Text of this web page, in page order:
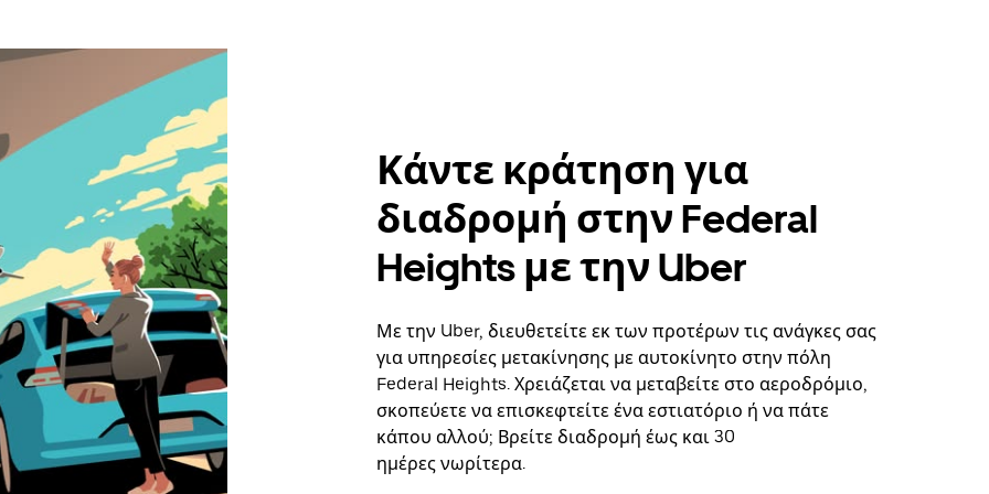
Κάντε κράτηση για
διαδρομή στην Federal
Heights με την Uber
Με την Uber, διευθετείτε εκ των προτέρων τις ανάγκες σας
για υπηρεσίες μετακίνησης με αυτοκίνητο στην πόλη
Federal Heights. Χρειάζεται να μεταβείτε στο αεροδρόμιο,
σκοπεύετε να επισκεφτείτε ένα εστιατόριο ή να πάτε
κάπου αλλού; Βρείτε διαδρομή έως και 30
ημέρες νωρίτερα.